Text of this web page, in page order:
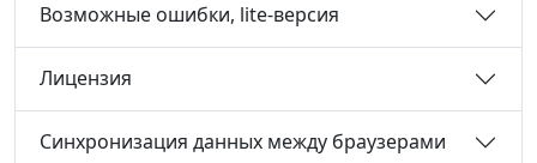
Возможные ошибки, lite-версия
Лицензия
Синхронизация данных между браузерами